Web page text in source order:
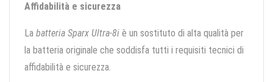
Affidabilità e sicurezza
La batteria Sparx Ultra-8i è un sostituto di alta qualità per
la batteria originale che soddisfa tutti i requisiti tecnici di
affidabilità e sicurezza.